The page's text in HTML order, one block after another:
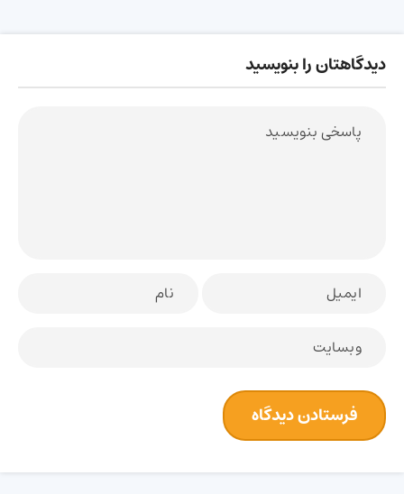
دیدگاهتان را بنویسید